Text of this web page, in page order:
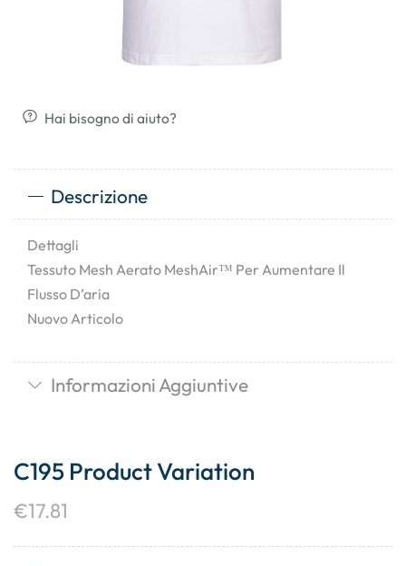
Hai bisogno di aiuto?
Descrizione
Dettagli
Tessuto Mesh Aerato MeshAir™ Per Aumentare Il
Flusso D’aria
Nuovo Articolo
Informazioni Aggiuntive
C195 Product Variation
€17.81